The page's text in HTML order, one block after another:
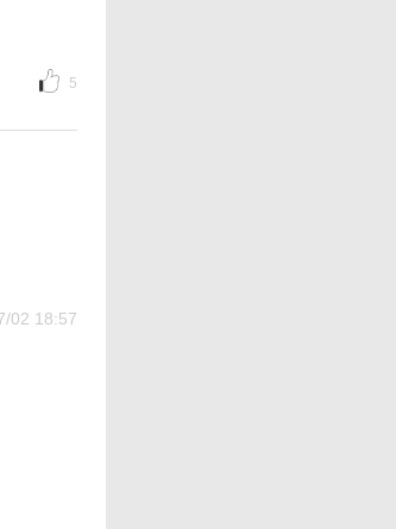
5
02 18:57